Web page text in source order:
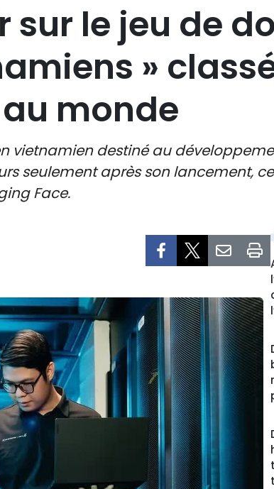
le jeu de
»
monde
vietnamien destiné au
seulement après son lancement,
Face.